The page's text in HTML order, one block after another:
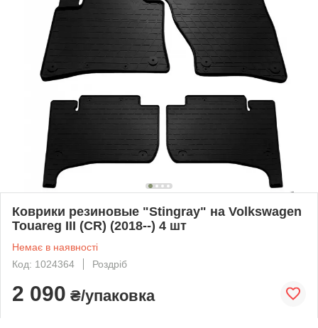
Коврики резиновые "Stingray" на Volkswagen
Touareg III (CR) (2018--) 4 шт
Немає в наявності
Код: 1024364
Роздріб
2 090 ₴/упаковка